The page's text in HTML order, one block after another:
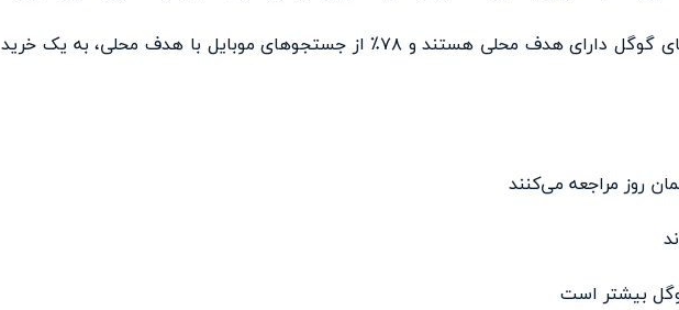
💡 نکته کلیدی: ۴۶٪ از تمام جستجوهای گوگل دارای هدف محلی هستند و ۷۸٪ از جستجوهای موبایل با هدف محلی، به یک خرید
روز مراجعه می‌کنند
بیشتر است